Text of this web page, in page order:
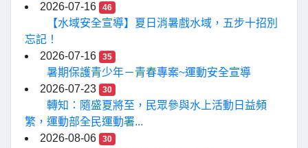
2026-07-16
46
【水域安全宣導】夏日消暑戲水域，五步十招別
忘記！
2026-07-16
35
暑期保護青少年－青春專案~運動安全宣導
2026-07-23
30
轉知：隨盛夏將至，民眾參與水上活動日益頻
繁，運動部全民運動署...
2026-08-06
30